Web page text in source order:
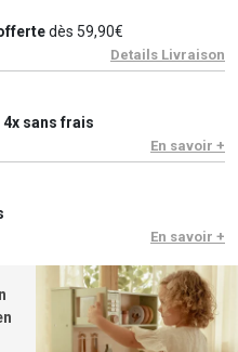
dès 59,90€
Details Livraison
4x sans frais
En savoir +
En savoir +